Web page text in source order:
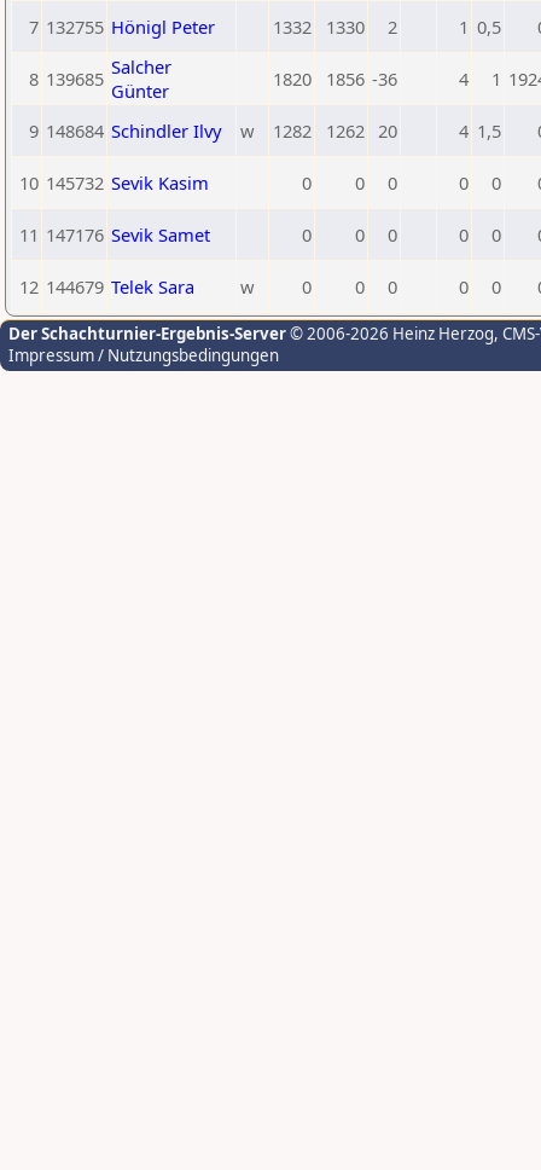
7 132755 Hönigl Peter 1332 1330 2 1 0,5
8 139685 Salcher
Günter
1820 1856 -36 4 1
9 148684 Schindler Ilvy w 1282 1262 20 4 1,5
10 145732 Sevik Kasim 0 0 0 0 0
11 147176 Sevik Samet 0 0 0 0 0
12 144679 Telek Sara w 0 0 0 0 0
Der Schachturnier-Ergebnis-Server© 2006-2026 Heinz Herzog,
Impressum / Nutzungsbedingungen